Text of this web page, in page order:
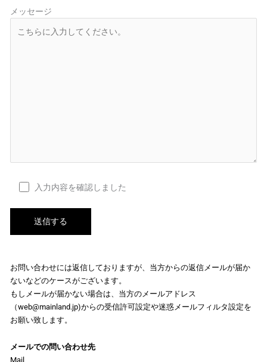
メッセージ
入力内容を確認しました
お問い合わせには返信しておりますが、当方からの返信メールが届か
ないなどのケースがございます。
もしメールが届かない場合は、当方のメールアドレス
（web@mainland.jp)からの受信許可設定や迷惑メールフィルタ設定を
お願い致します。
メールでの問い合わせ先
Mail